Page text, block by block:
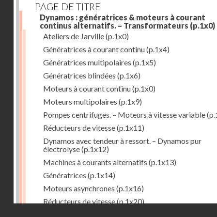
PAGE DE TITRE
Dynamos : génératrices & moteurs à courant
continus alternatifs. – Transformateurs (p.1x0)
Ateliers de Jarville(p.1x0)
Génératrices à courant continu(p.1x4)
Génératrices multipolaires (p.1x5)
Génératrices blindées (p.1x6)
Moteurs à courant continu(p.1x0)
Moteurs multipolaires (p.1x9)
Pompes centrifuges. – Moteurs à vitesse variable
Réducteurs de vitesse(p.1x11)
Dynamos avec tendeur à ressort. – Dynamos pur
électrolyse(p.1x12)
Machines à courants alternatifs (p.1x13)
Génératrices (p.1x14)
Moteurs asynchrones (p.1x16)
Réducteurs de vitesse(p.1x20)